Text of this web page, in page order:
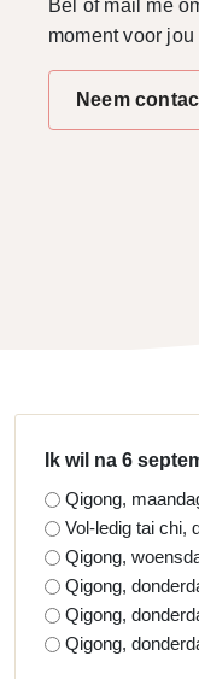
Bel of mail me
moment voor
Neem
Ik wil na 6
Qigong,
Vol-ledig tai chi,
Qigong,
Qigong,
Qigong,
Qigong,